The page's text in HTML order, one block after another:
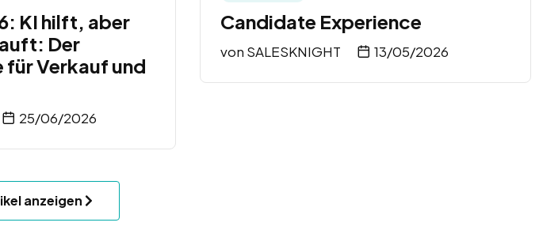
KI hilft, aber
Der
Verkauf und
25/06/2026
Candidate Experience
von SALESKNIGHT 13/05/2026
anzeigen